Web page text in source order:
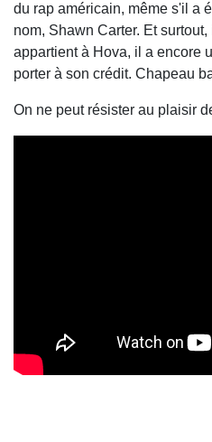
du rap américain, même s'il a
nom, Shawn Carter. Et
appartient à Hova, il a encore
porter à son crédit. Chapeau
On ne peut résister au plaisir